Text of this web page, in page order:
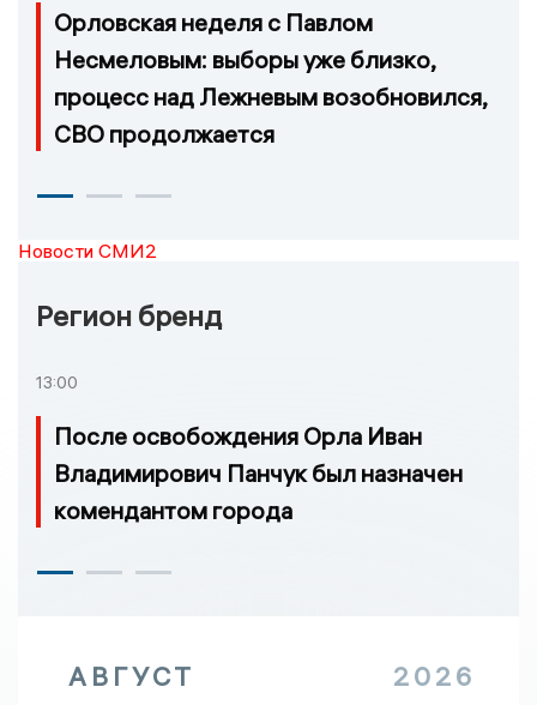
Орловская неделя с Павлом
Несмеловым: выборы уже близко,
процесс над Лежневым возобновился,
СВО продолжается
Новости СМИ2
Регион бренд
13:00
После освобождения Орла Иван
Владимирович Панчук был назначен
комендантом города
АВГУСТ 2026